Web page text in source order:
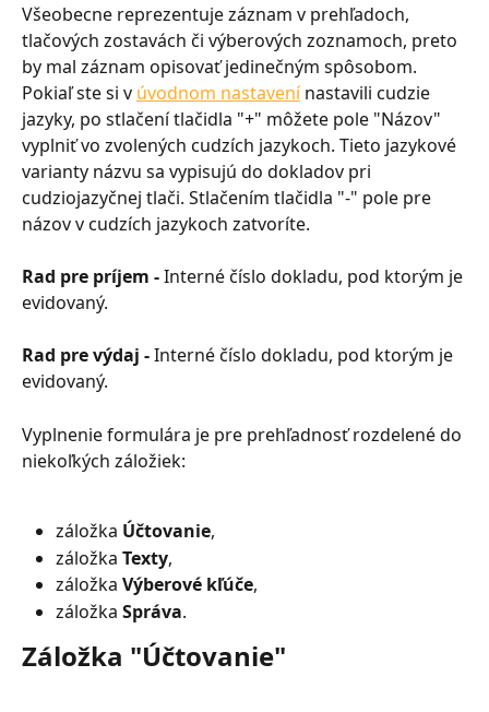
Všeobecne reprezentuje záznam v prehľadoch,
tlačových zostavách či výberových zoznamoch, preto
by mal záznam opisovať jedinečným spôsobom.
Pokiaľ ste si v úvodnom nastavení nastavili cudzie
jazyky, po stlačení tlačidla "+" môžete pole "Názov"
vyplniť vo zvolených cudzích jazykoch. Tieto jazykové
varianty názvu sa vypisujú do dokladov pri
cudziojazyčnej tlači. Stlačením tlačidla "-" pole pre
názov v cudzích jazykoch zatvoríte.
Rad pre príjem - Interné číslo dokladu, pod ktorým je
evidovaný.
Rad pre výdaj - Interné číslo dokladu, pod ktorým je
evidovaný.
Vyplnenie formulára je pre prehľadnosť rozdelené do
niekoľkých záložiek:
záložka Účtovanie,
záložka Texty,
záložka Výberové kľúče,
záložka Správa.
Záložka "Účtovanie"